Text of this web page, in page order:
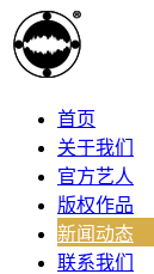
首页
关于我们
官方艺人
版权作品
新闻动态
联系我们